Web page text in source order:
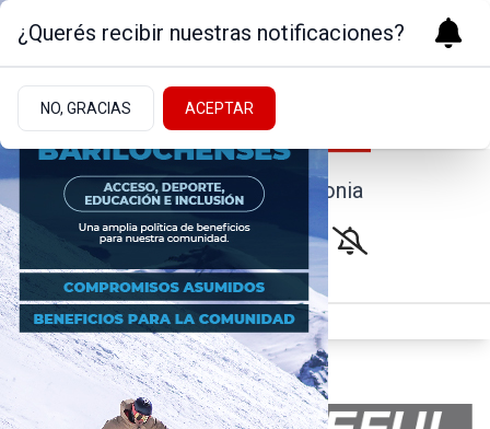
Noticias de la Patagonia
¿Querés recibir nuestras notificaciones?
NO, GRACIAS ACEPTAR